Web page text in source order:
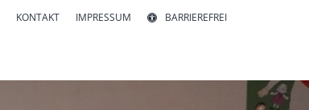
KONTAKT IMPRESSUM BARRIEREFREI